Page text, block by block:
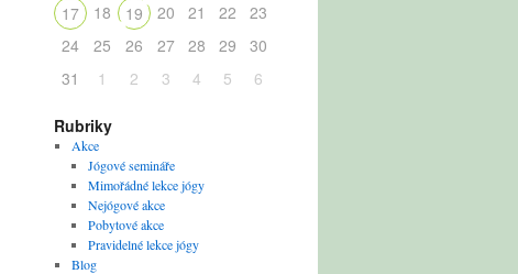
17
18 19 20 21 22
23
24
25 26 27 28 29
30
31
1 2 3 4 5 6
Rubriky
Akce
Jógové semináře
Mimořádné lekce jógy
Nejógové akce
Pobytové akce
Pravidelné lekce jógy
Blog